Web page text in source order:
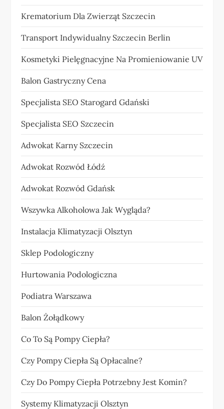
Krematorium Dla Zwierząt Szczecin
Transport Indywidualny Szczecin Berlin
Kosmetyki Pielęgnacyjne Na Promieniowanie UV
Balon Gastryczny Cena
Specjalista SEO Starogard Gdański
Specjalista SEO Szczecin
Adwokat Karny Szczecin
Adwokat Rozwód Łódź
Adwokat Rozwód Gdańsk
Wszywka Alkoholowa Jak Wygląda?
Instalacja Klimatyzacji Olsztyn
Sklep Podologiczny
Hurtowania Podologiczna
Podiatra Warszawa
Balon Żołądkowy
Co To Są Pompy Ciepła?
Czy Pompy Ciepła Są Opłacalne?
Czy Do Pompy Ciepła Potrzebny Jest Komin?
Systemy Klimatyzacji Olsztyn